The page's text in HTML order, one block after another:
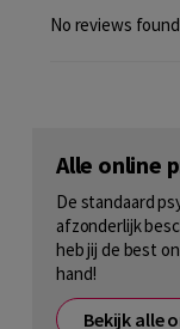
No reviews
Alle online
De standaard
afzonderlijk
heb jij de best
hand!
Bekijk alle